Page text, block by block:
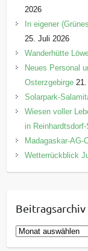
2026
In eigener
25. Juli 2026
Wanderhütte
Neues Personal
Osterzgebirge
Solarpark-
Wiesen voller
in
Madagaskar-AG-
Wetterrückblick
Beitragsarchiv
B
e